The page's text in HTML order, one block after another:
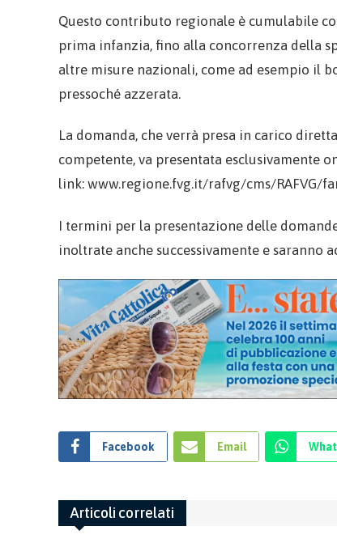
Questo contributo regionale è cumulabile
prima infanzia, fino alla concorrenza della
altre misure nazionali, come ad esempio il
pressoché azzerata.
La domanda, che verrà presa in carico
competente, va presentata esclusivamente
link: www.regione.fvg.it/rafvg/cms/RAFVG/
I termini per la presentazione delle
inoltrate anche successivamente e saranno
Facebook Email
Articoli correlati